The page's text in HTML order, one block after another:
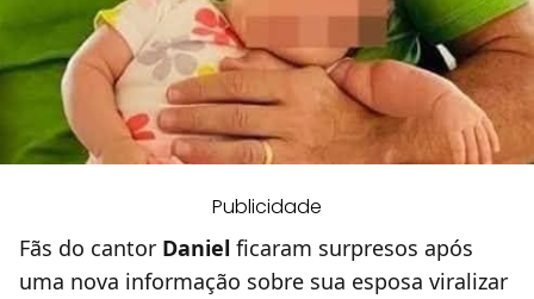
Publicidade
Fãs do cantor Daniel ficaram surpresos após
uma nova informação sobre sua esposa viralizar